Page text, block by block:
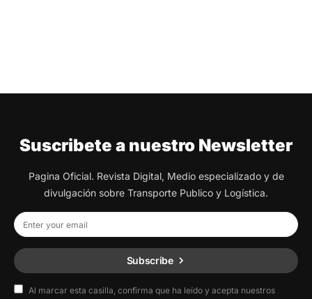
Suscribete a nuestro Newsletter
Pagina Oficial. Revista Digital, Medio especializado y de
divulgación sobre Transporte Publico y Logística.
Subscribe
Al marcar esta casilla, confirma que ha leído y acepta nuestros